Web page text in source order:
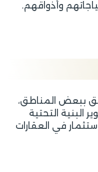
وأذواقهم.
ببعض المناطق،
البنية التحتية
في العقارات